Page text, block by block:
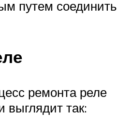
путем соединить
ремонта реле
выглядит так: